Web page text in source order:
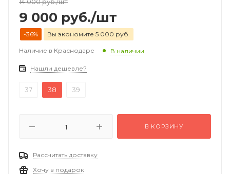
9 000 руб./шт
-36% Вы экономите 5 000 руб.
Наличие в Краснодаре В наличии
Нашли дешевле?
37 38 39
В КОРЗИНУ
Рассчитать доставку
Хочу в подарок